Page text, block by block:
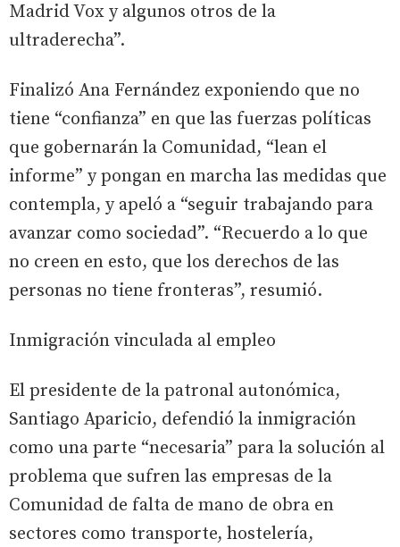
Madrid Vox y algunos otros de la
ultraderecha”.
Finalizó Ana Fernández exponiendo que no
tiene “confianza” en que las fuerzas políticas
que gobernarán la Comunidad, “lean el
informe” y pongan en marcha las medidas que
contempla, y apeló a “seguir trabajando para
avanzar como sociedad”. “Recuerdo a lo que
no creen en esto, que los derechos de las
personas no tiene fronteras”, resumió.
Inmigración vinculada al empleo
El presidente de la patronal autonómica,
Santiago Aparicio, defendió la inmigración
como una parte “necesaria” para la solución al
problema que sufren las empresas de la
Comunidad de falta de mano de obra en
sectores como transporte, hostelería,